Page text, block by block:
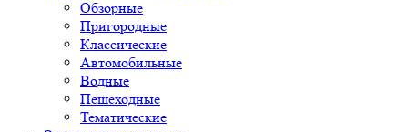
Обзорные
Пригородные
Классические
Автомобильные
Водные
Пешеходные
Тематические